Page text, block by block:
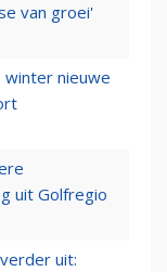
van groei'
winter nieuwe
uit Golfregio
uit: